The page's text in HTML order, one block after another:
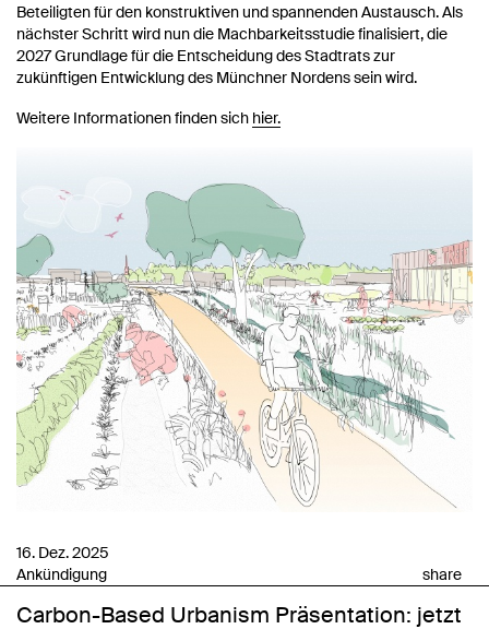
Beteiligten für den konstruktiven und spannenden Austausch. Als
nächster Schritt wird nun die Machbarkeitsstudie finalisiert, die
2027 Grundlage für die Entscheidung des Stadtrats zur
zukünftigen Entwicklung des Münchner Nordens sein wird.
Weitere Informationen finden sich hier.
16. Dez. 2025
Ankündigung
share
Carbon-Based Urbanism Präsentation: jetzt